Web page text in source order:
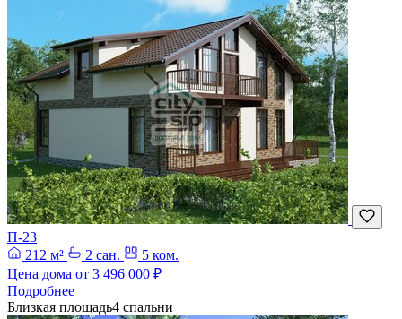
П-23
212 м²
2 сан.
5 ком.
Цена дома от 3 496 000 ₽
Подробнее
Близкая площадь4 спальни